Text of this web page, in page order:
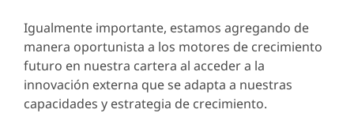
Igualmente importante, estamos agregando de
manera oportunista a los motores de crecimiento
futuro en nuestra cartera al acceder a la
innovación externa que se adapta a nuestras
capacidades y estrategia de crecimiento.